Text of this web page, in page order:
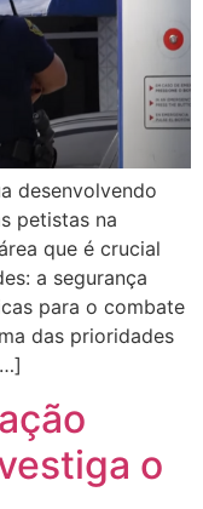
desenvolvendo
petistas na
que é crucial
a segurança
para o combate
das prioridades
o